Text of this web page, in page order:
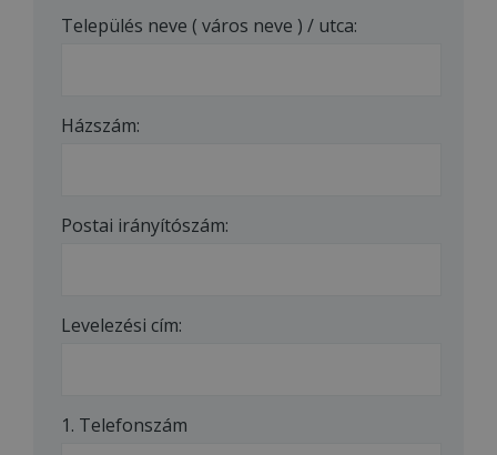
Település neve ( város neve ) / utca:
Házszám:
Postai irányítószám:
Levelezési cím:
1. Telefonszám